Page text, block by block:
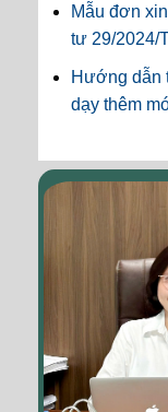
Mẫu đơn
tư 29/2024/
Hướng dẫn
dạy thêm